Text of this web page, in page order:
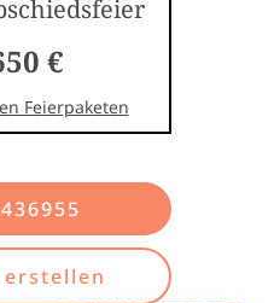
€
Feierpaketen